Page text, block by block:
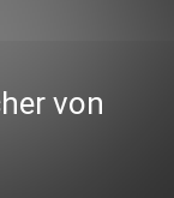
von